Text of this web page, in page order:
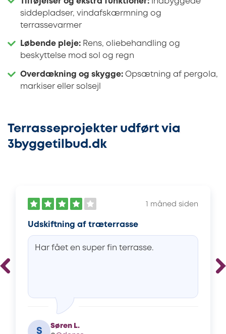
siddepladser, vindafskærmning og
terrassevarmer
Løbende pleje: Rens, oliebehandling og
beskyttelse mod sol og regn
Overdækning og skygge: Opsætning af pergola,
markiser eller solsejl
Terrasseprojekter udført via
3byggetilbud.dk
1 måned siden
Udskiftning af træterrasse
Har fået en super fin terrasse.
S
Søren L.